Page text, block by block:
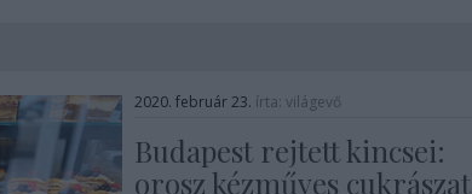
kedvenceimet.
2020. február 23. írta: világevő
Budapest rejtett kincsei:
orosz kézműves cukrászat